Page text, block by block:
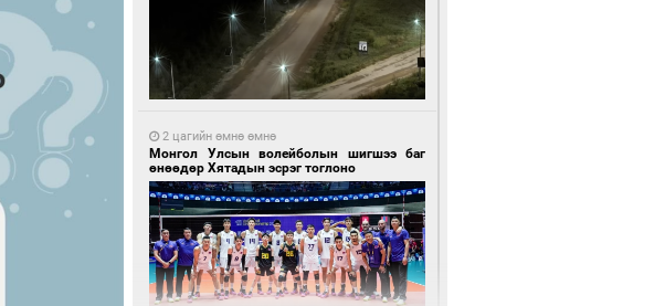
2 цагийн өмнө өмнө
Монгол Улсын волейболын шигшээ баг
өнөөдөр Хятадын эсрэг тоглоно